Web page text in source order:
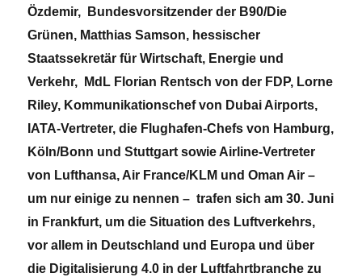
Özdemir, Bundesvorsitzender der B90/Die
Grünen, Matthias Samson, hessischer
Staatssekretär für Wirtschaft, Energie und
Verkehr, MdL Florian Rentsch von der FDP, Lorne
Riley, Kommunikationschef von Dubai Airports,
IATA-Vertreter, die Flughafen-Chefs von Hamburg,
Köln/Bonn und Stuttgart sowie Airline-Vertreter
von Lufthansa, Air France/KLM und Oman Air –
um nur einige zu nennen – trafen sich am 30. Juni
in Frankfurt, um die Situation des Luftverkehrs,
vor allem in Deutschland und Europa und über
die Digitalisierung 4.0 in der Luftfahrtbranche zu